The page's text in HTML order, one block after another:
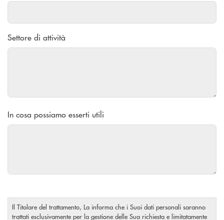
Settore di attività
In cosa possiamo esserti utili
Il Titolare del trattamento, La informa che i Suoi dati personali saranno
trattati esclusivamente per la gestione delle Sua richiesta e limitatamente